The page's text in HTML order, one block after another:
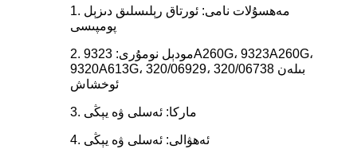
1. مەھسۇلات نامى: ئورتاق رېلىسلىق دىزېل
پومپىسى
2. مودېل نومۇرى: 9323A260G، 9323A260G،
9320A613G، 320/06929، 320/06738 بىلەن
ئوخشاش
3. ماركا: ئەسلى ۋە يېڭى
4. ئەھۋالى: ئەسلى ۋە يېڭى